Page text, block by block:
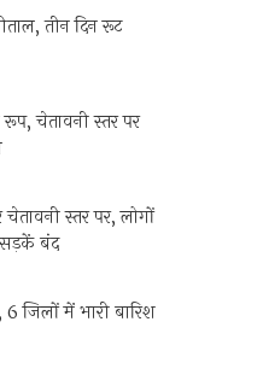
तीन दिन रूट
रूप, चेतावनी स्तर पर
स्तर पर, लोगों
सड़कें बंद
जिलों में भारी बारिश